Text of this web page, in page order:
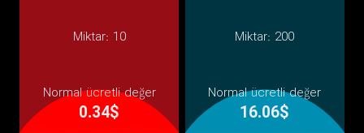
Miktar: 10
Normal ücretli değer
0.34$
Miktar: 200
Normal ücretli değer
16.06$